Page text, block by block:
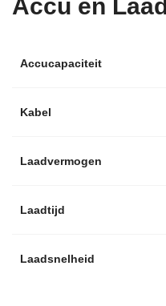
Accucapaciteit
Kabel
Laadvermogen
Laadtijd
Laadsnelheid